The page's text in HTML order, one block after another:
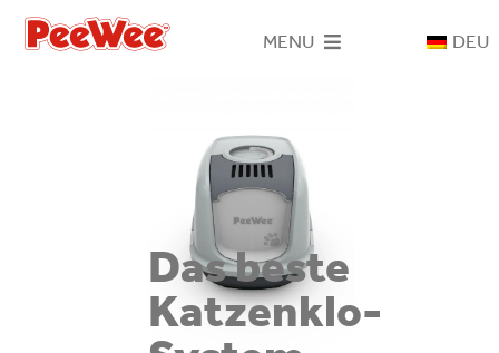
Skip
MENU
PeeWee-System
Katzenklos
Holzstreu
DEU
Das beste
Katzenklo-